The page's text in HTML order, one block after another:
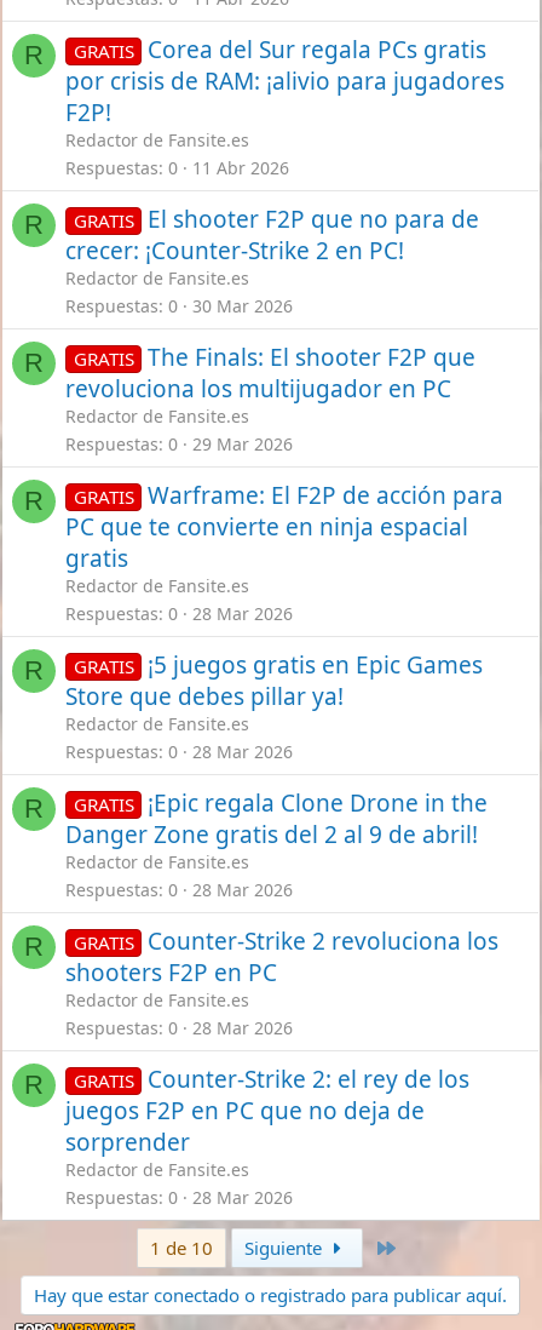
R GRATIS
Corea del Sur regala PCs gratis
por crisis de RAM: ¡alivio para jugadores
F2P!
Redactor de Fansite.es
Respuestas 0 11 Abr 2026
R GRATIS
El shooter F2P que no para de
crecer: ¡Counter-Strike 2 en PC!
Redactor de Fansite.es
Respuestas 0 30 Mar 2026
R GRATIS The Finals: El shooter F2P que
revoluciona los multijugador en PC
Redactor de Fansite.es
Respuestas 0 29 Mar 2026
R GRATIS Warframe: El F2P de acción para
PC que te convierte en ninja espacial
gratis
Redactor de Fansite.es
Respuestas 0 28 Mar 2026
R GRATIS
¡5 juegos gratis en Epic Games
Store que debes pillar ya!
Redactor de Fansite.es
Respuestas 0 28 Mar 2026
R GRATIS
¡Epic regala Clone Drone in the
Danger Zone gratis del 2 al 9 de abril!
Redactor de Fansite.es
Respuestas 0 28 Mar 2026
R GRATIS
Counter-Strike 2 revoluciona los
shooters F2P en PC
Redactor de Fansite.es
Respuestas 0 28 Mar 2026
R GRATIS
Counter-Strike 2: el rey de los
juegos F2P en PC que no deja de
sorprender
Redactor de Fansite.es
Respuestas 0 28 Mar 2026
1 de 10 Siguiente
Hay que estar conectado o registrado para publicar aquí.